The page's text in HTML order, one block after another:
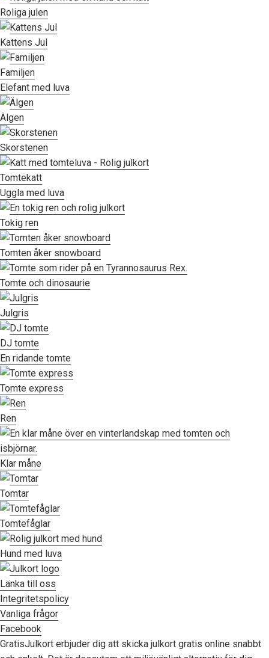
Roliga julen
Kattens Jul
Familjen
Elefant med luva
Älgen
Skorstenen
Tomtekatt
Uggla med luva
Tokig ren
Tomten åker snowboard
Tomte och dinosaurie
Julgris
DJ tomte
En ridande tomte
Tomte express
Ren
Klar måne
Tomtar
Tomtefåglar
Hund med luva
Länka till oss
Integritetspolicy
Vanliga frågor
Facebook
GratisJulkort erbjuder dig att skicka julkort gratis online snabbt